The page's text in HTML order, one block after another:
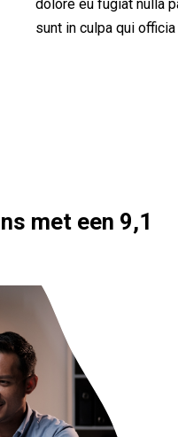
dolore eu fugiat nulla
sunt in culpa qui
met een 9,1